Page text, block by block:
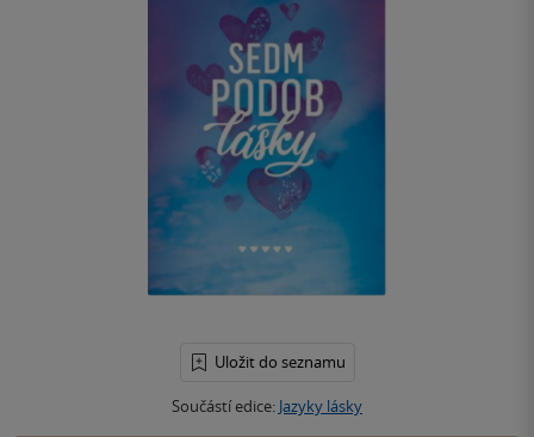
Uložit do seznamu
Součástí edice: Jazyky lásky